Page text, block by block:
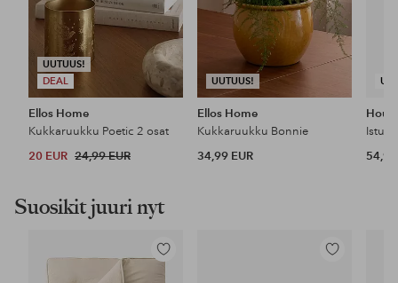
UUTUUS!
DEAL
Ellos Home
Kukkaruukku Poetic 2 osat
20 EUR 24,99 EUR
UUTUUS!
Ellos Home
Kukkaruukku Bonnie
34,99 EUR
54,95
Suosikit juuri nyt
Lisää
Lisää